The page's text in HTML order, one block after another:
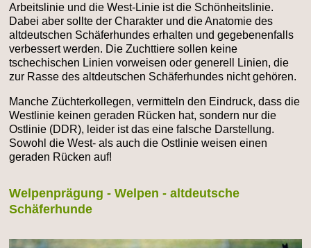
Arbeitslinie und die West-Linie ist die Schönheitslinie.
Dabei aber sollte der Charakter und die Anatomie des
altdeutschen Schäferhundes erhalten und gegebenenfalls
verbessert werden. Die Zuchttiere sollen keine
tschechischen Linien vorweisen oder generell Linien, die
zur Rasse des altdeutschen Schäferhundes nicht gehören.
Manche Züchterkollegen, vermitteln den Eindruck, dass die
Westlinie keinen geraden Rücken hat, sondern nur die
Ostlinie (DDR), leider ist das eine falsche Darstellung.
Sowohl die West- als auch die Ostlinie weisen einen
geraden Rücken auf!
Welpenprägung - Welpen - altdeutsche
Schäferhunde